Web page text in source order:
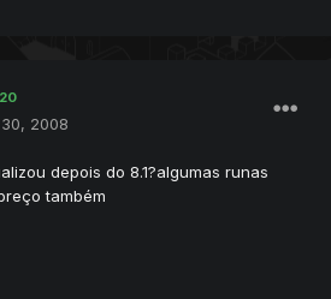
20
2008
depois do 8.1?algumas runas
também